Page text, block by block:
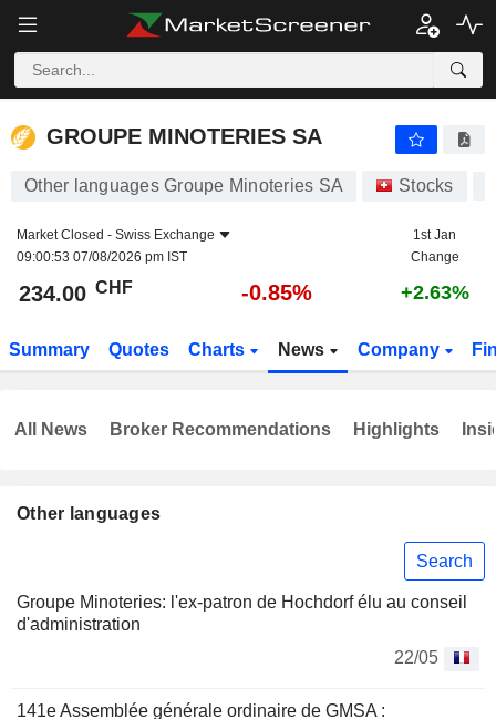
GROUPE MINOTERIES SA
GROUPE MINOTERIES SA
Other languages Groupe Minoteries SA Stocks
Market Closed - Swiss Exchange
09:00:53 07/08/2026 pm IST
1st Jan
Change
234.00 CHF -0.85% +2.63%
Summary Quotes Charts News Company
Other languages
Search
Groupe Minoteries: l'ex-patron de Hochdorf élu au conseil
d'administration
22/05
141e Assemblée générale ordinaire de GMSA :
All News Broker Recommendations Highlights